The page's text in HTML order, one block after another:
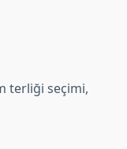
terliği seçimi,